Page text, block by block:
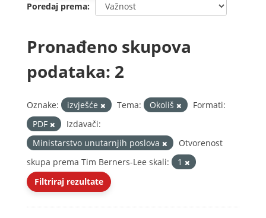
Poredaj prema
Pronađeno skupova
podataka: 2
Oznake: izvješće Tema: Okoliš
Formati:
PDF
Izdavači:
Ministarstvo unutarnjih poslova
Otvorenost
skupa prema Tim Berners-Lee skali:
1
Filtriraj rezultate